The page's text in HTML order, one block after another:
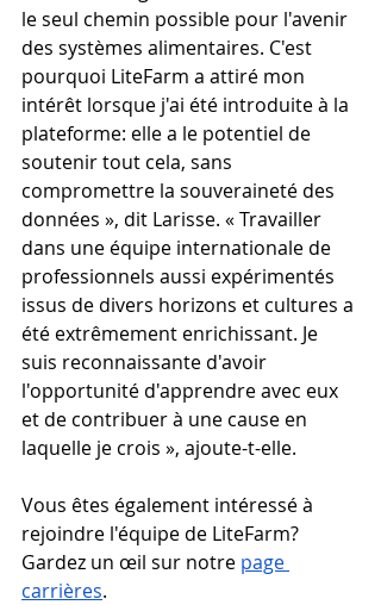
le seul chemin possible pour l'avenir
des systèmes alimentaires. C'est
pourquoi LiteFarm a attiré mon
intérêt lorsque j'ai été introduite à la
plateforme: elle a le potentiel de
soutenir tout cela, sans
compromettre la souveraineté des
données », dit Larisse. « Travailler
dans une équipe internationale de
professionnels aussi expérimentés
issus de divers horizons et cultures a
été extrêmement enrichissant. Je
suis reconnaissante d'avoir
l'opportunité d'apprendre avec eux
et de contribuer à une cause en
laquelle je crois », ajoute-t-elle.
Vous êtes également intéressé à
rejoindre l'équipe de LiteFarm?
Gardez un œil sur notre page
carrières.